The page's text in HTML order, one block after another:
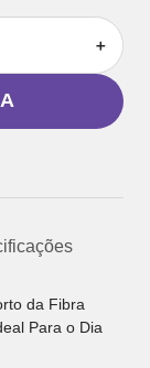
＋
da Fibra
Para o Dia